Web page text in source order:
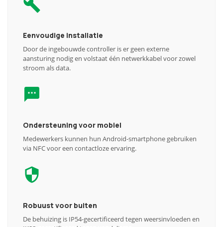
Eenvoudige installatie
Door de ingebouwde controller is er geen externe
aansturing nodig en volstaat één netwerkkabel voor zowel
stroom als data.
Ondersteuning voor mobiel
Medewerkers kunnen hun Android-smartphone gebruiken
via NFC voor een contactloze ervaring.
Robuust voor buiten
De behuizing is IP54-gecertificeerd tegen weersinvloeden en